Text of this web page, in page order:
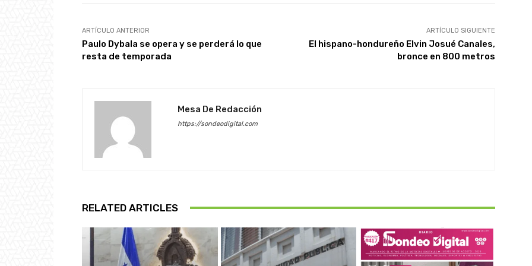
ARTÍCULO ANTERIOR
Paulo Dybala se opera y se perderá lo que
resta de temporada
ARTÍCULO SIGUIENTE
El hispano-hondureño Elvin Josué Canales,
bronce en 800 metros
Mesa De Redacción
https://sondeodigital.com
RELATED ARTICLES